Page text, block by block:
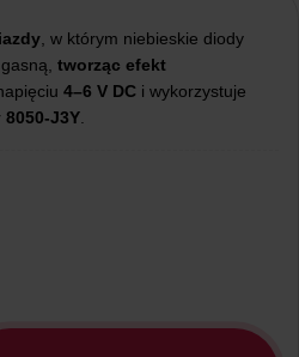
, w którym niebieskie diody
tworząc efekt
4–6 V DC i wykorzystuje
8050-J3Y